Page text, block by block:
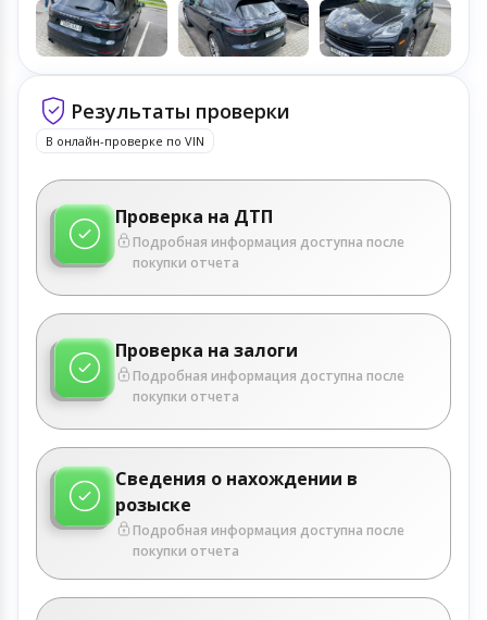
Результаты проверки
В онлайн-проверке по VIN
Проверка на ДТП
Подробная информация доступна после
покупки отчета
Проверка на залоги
Подробная информация доступна после
покупки отчета
Сведения о нахождении в
розыске
Подробная информация доступна после
покупки отчета